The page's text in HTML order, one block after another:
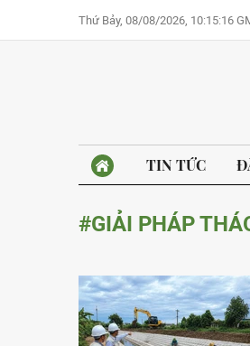
Thứ Bảy, 08/08/2026, 10:15:16
TIN TỨC
#GIẢI PHÁP